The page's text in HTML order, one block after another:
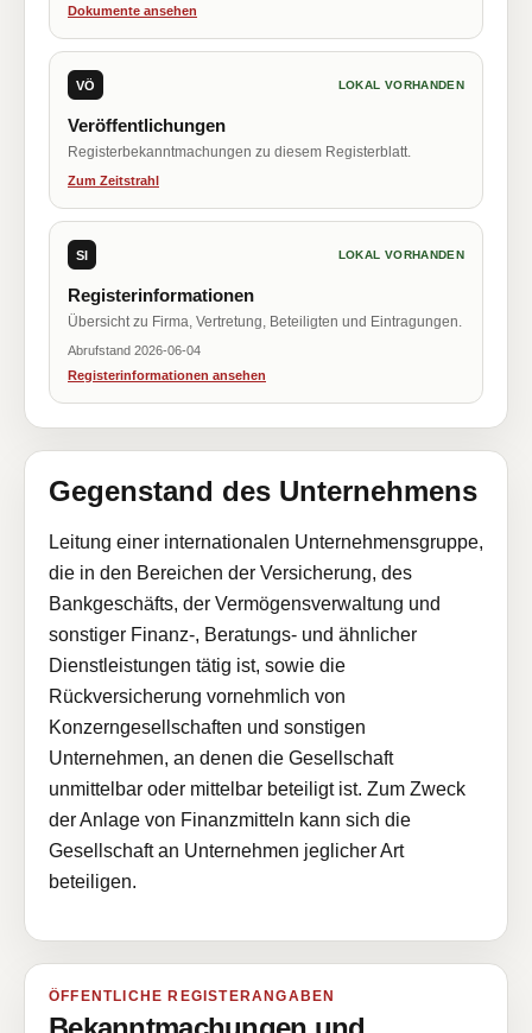
Dokumente ansehen
VÖ LOKAL VORHANDEN
Veröffentlichungen
Registerbekanntmachungen zu diesem Registerblatt.
Zum Zeitstrahl
SI LOKAL VORHANDEN
Registerinformationen
Übersicht zu Firma, Vertretung, Beteiligten und Eintragungen.
Abrufstand 2026-06-04
Registerinformationen ansehen
Gegenstand des Unternehmens
Leitung einer internationalen Unternehmensgruppe,
die in den Bereichen der Versicherung, des
Bankgeschäfts, der Vermögensverwaltung und
sonstiger Finanz-, Beratungs- und ähnlicher
Dienstleistungen tätig ist, sowie die
Rückversicherung vornehmlich von
Konzerngesellschaften und sonstigen
Unternehmen, an denen die Gesellschaft
unmittelbar oder mittelbar beteiligt ist. Zum Zweck
der Anlage von Finanzmitteln kann sich die
Gesellschaft an Unternehmen jeglicher Art
beteiligen.
ÖFFENTLICHE REGISTERANGABEN